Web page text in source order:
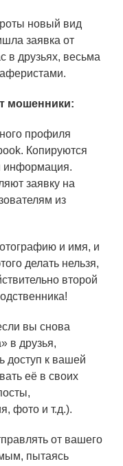
новый вид
заявка от
в друзьях, весьма
мошенники:
профиля
Копируются
информация.
заявку на
из
и имя, и
делать нельзя,
второй
вы снова
в друзья,
доступ к вашей
её в своих
фото и т.д.).
от вашего
пытаясь